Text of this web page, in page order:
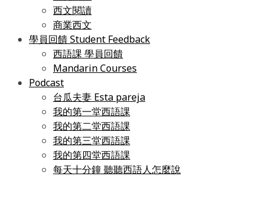
西文閱讀
商業西文
學員回饋 Student Feedback
西語課 學員回饋
Mandarin Courses
Podcast
台瓜夫妻 Esta pareja
我的第一堂西語課
我的第二堂西語課
我的第三堂西語課
我的第四堂西語課
每天十分鐘 聽聽西語人怎麼說